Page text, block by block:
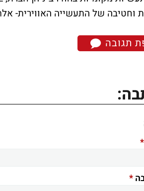
וחטיבה של התעשייה האווירית-
תגובה
*
*